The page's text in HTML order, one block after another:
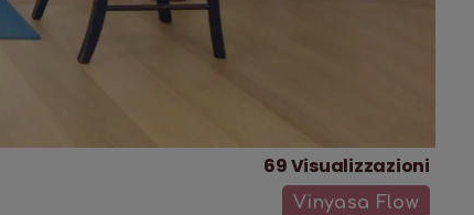
69Visualizzazioni
Vinyasa Flow